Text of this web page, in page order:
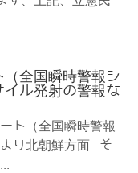
（全国瞬時警報シ
ル発射の警報な
ト（全国瞬時警報
り北朝鮮方面 そ